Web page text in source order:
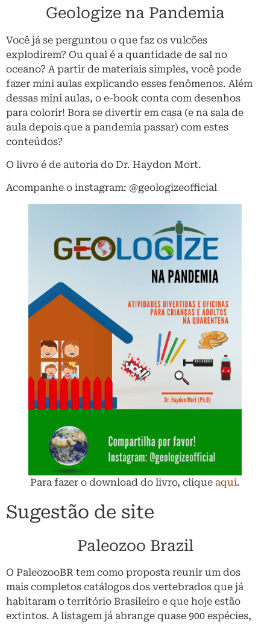
Geologize na Pandemia
Você já se perguntou o que faz os vulcões
explodirem? Ou qual é a quantidade de sal no
oceano? A partir de materiais simples, você pode
fazer mini aulas explicando esses fenômenos. Além
dessas mini aulas, o e-book conta com desenhos
para colorir! Bora se divertir em casa (e na sala de
aula depois que a pandemia passar) com estes
conteúdos?
O livro é de autoria do Dr. Haydon Mort.
Acompanhe o instagram: @geologizeofficial
Para fazer o download do livro, clique aqui.
Sugestão de site
Paleozoo Brazil
O PaleozooBR tem como proposta reunir um dos
mais completos catálogos dos vertebrados que já
habitaram o território Brasileiro e que hoje estão
extintos. A listagem já abrange quase 900 espécies,